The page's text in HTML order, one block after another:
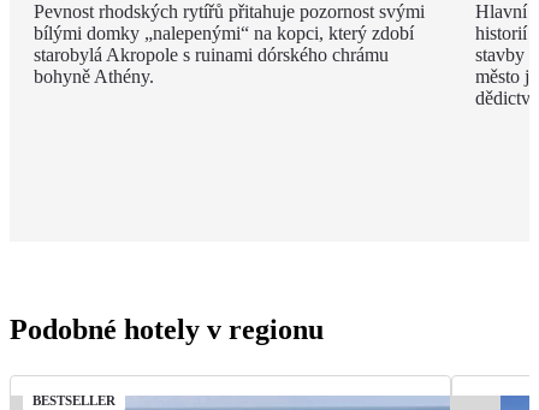
Pevnost rhodských rytířů přitahuje pozornost svými
bílými domky „nalepenými“ na kopci, který zdobí
starobylá Akropole s ruinami dórského chrámu
bohyně Athény.
Hlavní
historií
stavby
město
Podobné hotely v regionu
BESTSELLER